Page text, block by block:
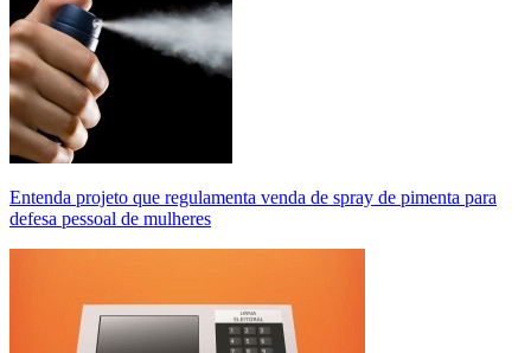
Entenda projeto que regulamenta venda de spray de pimenta para
defesa pessoal de mulheres